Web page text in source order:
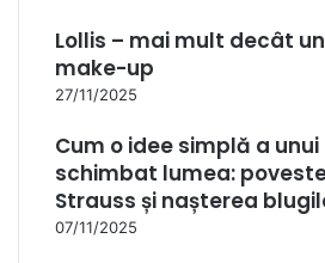
Lollis – mai mult decât
make-up
27/11/2025
Cum o idee simplă a
schimbat lumea:
Strauss și nașterea
07/11/2025